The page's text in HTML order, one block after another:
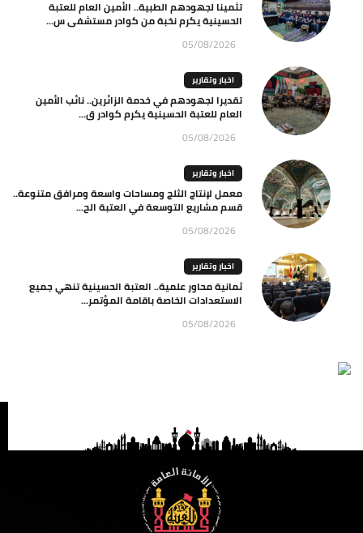
تثمينا لجهودهم الطبية.. الأمين العام للعتبة
الحسينية يكرم نخبة من كوادر مستشفى س...
05/08/2026
اخبار وتقارير
تقديرا لجهودهم في خدمة الزائرين.. نائب الأمين
العام للعتبة الحسينية يكرم كوادر ق...
05/08/2026
اخبار وتقارير
معمل لإنتاج الثلج ومساحات واسعة ومرافق متنوعة..
قسم مشاريع التوسعة في العتبة الح...
05/08/2026
اخبار وتقارير
ثمانية محاور علمية.. العتبة الحسينية تنهي جميع
الاستعدادات الخاصة باقامة المؤتمر...
05/08/2026